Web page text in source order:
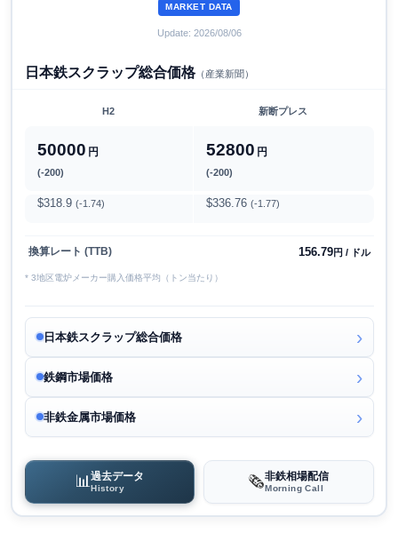
MARKET DATA
Update: 2026/08/06
日本鉄スクラップ総合価格（産業新聞）
H2 新断プレス
50000 円
(-200)
52800 円
(-200)
$318.9 (-1.74) $336.76 (-1.77)
換算レート (TTB) 156.79円 / ドル
* 3地区電炉メーカー購入価格平均（トン当たり）
日本鉄スクラップ総合価格
鉄鋼市場価格
非鉄金属市場価格
📊過去データ
History 🗞️非鉄相場配信
Morning Call